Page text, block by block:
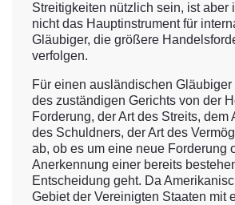
Streitigkeiten nützlich sein, ist aber
nicht das Hauptinstrument für
Gläubiger, die größere
verfolgen.
Für einen ausländischen Gläubiger
des zuständigen Gerichts von der
Forderung, der Art des Streits, dem
des Schuldners, der Art des
ab, ob es um eine neue Forderung
Anerkennung einer bereits
Entscheidung geht. Da
Gebiet der Vereinigten Staaten mit